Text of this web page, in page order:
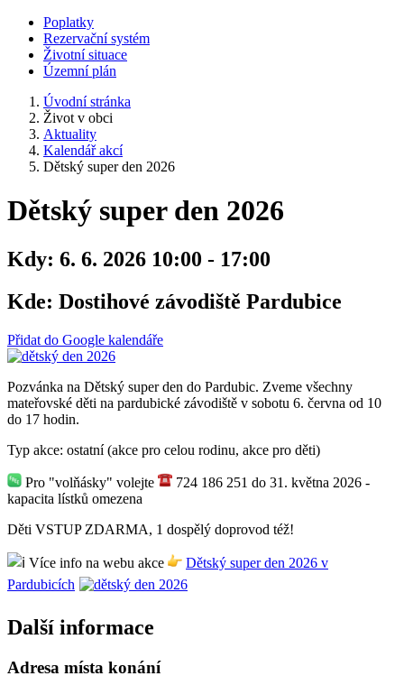
Poplatky
Rezervační systém
Životní situace
Územní plán
Úvodní stránka
Život v obci
Aktuality
Kalendář akcí
Dětský super den 2026
Dětský super den 2026
Kdy: 6. 6. 2026 10:00 - 17:00
Kde: Dostihové závodiště Pardubice
Přidat do Google kalendáře
Pozvánka na Dětský super den do Pardubic. Zveme všechny
mateřovské děti na pardubické závodiště v sobotu 6. června od 10
do 17 hodin.
Typ akce: ostatní (akce pro celou rodinu, akce pro děti)
Pro "volňásky" volejte
724 186 251 do 31. května 2026 -
kapacita lístků omezena
Děti VSTUP ZDARMA, 1 dospělý doprovod též!
Více info na webu akce
Dětský super den 2026 v
Pardubicích
Další informace
Adresa místa konání